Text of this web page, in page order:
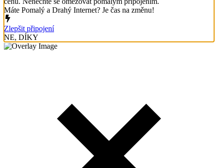
Máte Pomalý a Drahý Internet? Je čas na změnu!
Zlepšit připojení
NE, DÍKY